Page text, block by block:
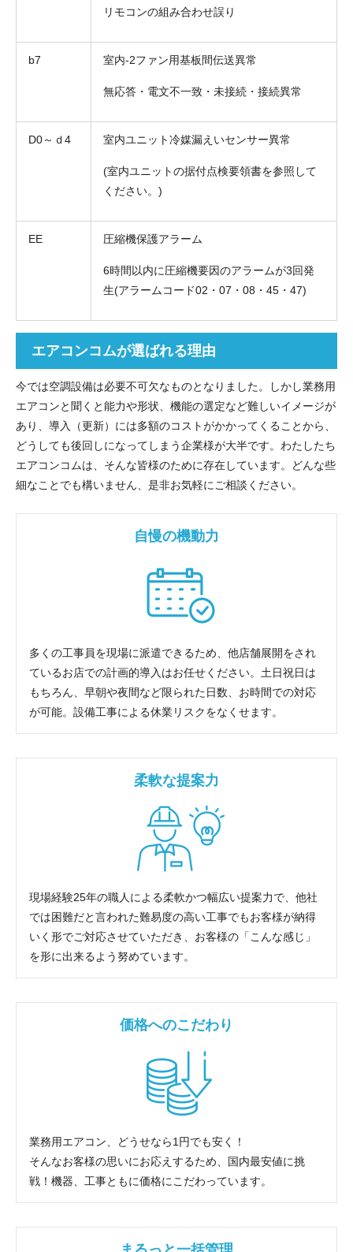
リモコンの組み合わせ誤り
b7 室内-2ファン用基板間伝送異常
無応答・電文不一致・未接続・接続異常
D0～ｄ4 室内ユニット冷媒漏えいセンサー異常
(室内ユニットの据付点検要領書を参照して
ください。)
EE 圧縮機保護アラーム
6時間以内に圧縮機要因のアラームが3回発
生(アラームコード02・07・08・45・47)
エアコンコムが選ばれる理由
今では空調設備は必要不可欠なものとなりました。しかし業務用
エアコンと聞くと能力や形状、機能の選定など難しいイメージが
あり、導入（更新）には多額のコストがかかってくることから、
どうしても後回しになってしまう企業様が大半です。わたしたち
エアコンコムは、そんな皆様のために存在しています。どんな些
細なことでも構いません、是非お気軽にご相談ください。
自慢の機動力
多くの工事員を現場に派遣できるため、他店舗展開をされ
ているお店での計画的導入はお任せください。土日祝日は
もちろん、早朝や夜間など限られた日数、お時間での対応
が可能。設備工事による休業リスクをなくせます。
柔軟な提案力
現場経験25年の職人による柔軟かつ幅広い提案力で、他社
では困難だと言われた難易度の高い工事でもお客様が納得
いく形でご対応させていただき、お客様の「こんな感じ」
を形に出来るよう努めています。
価格へのこだわり
業務用エアコン、どうせなら1円でも安く！
そんなお客様の思いにお応えするため、国内最安値に挑
戦！機器、工事ともに価格にこだわっています。